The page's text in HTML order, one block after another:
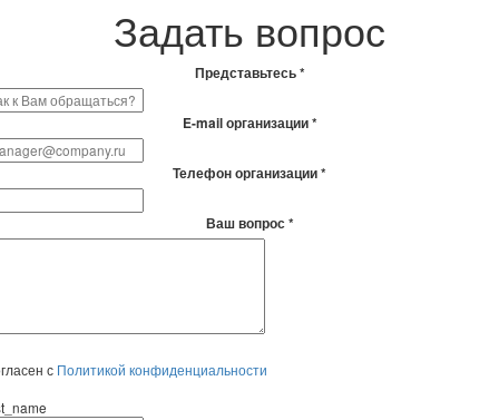
Задать вопрос
Представьтесь *
E-mail организации *
Телефон организации *
Ваш вопрос *
с Политикой конфиденциальности